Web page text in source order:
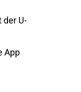
U-
App